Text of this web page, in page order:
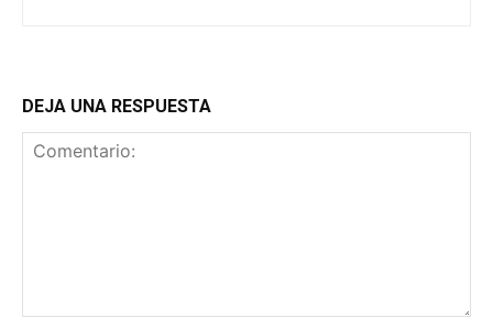
DEJA UNA RESPUESTA